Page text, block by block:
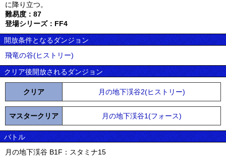
に降り立つ。
難易度：87
登場シリーズ：FF4
開放条件となるダンジョン
飛竜の谷(ヒストリー)
クリア後開放されるダンジョン
クリア 月の地下渓谷2(ヒストリー)
マスタークリア 月の地下渓谷1(フォース)
バトル
月の地下渓谷 B1F：スタミナ15